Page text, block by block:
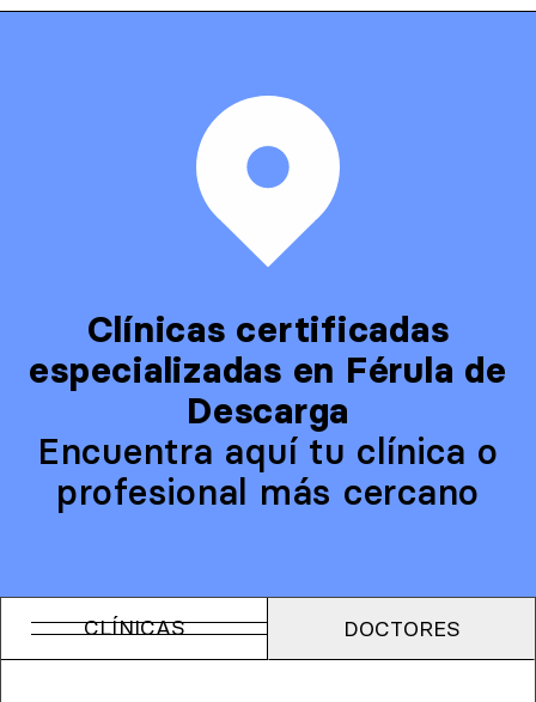
Clínicas certificadas
especializadas en Férula de
Descarga
Encuentra aquí tu clínica o
profesional más cercano
CLÍNICAS DOCTORES